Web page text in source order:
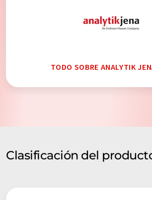
TODO SOBRE ANALYTIK
Clasificación del